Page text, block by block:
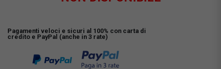
Pagamenti veloci e sicuri al 100% con carta di
credito e PayPal (anche in 3 rate)